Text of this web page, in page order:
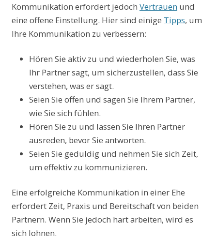
Kommunikation erfordert jedoch Vertrauen und
eine offene Einstellung. Hier sind einige Tipps, um
Ihre Kommunikation zu verbessern:
Hören Sie aktiv zu und wiederholen Sie, was
Ihr Partner sagt, um sicherzustellen, dass Sie
verstehen, was er sagt.
Seien Sie offen und sagen Sie Ihrem Partner,
wie Sie sich fühlen.
Hören Sie zu und lassen Sie Ihren Partner
ausreden, bevor Sie antworten.
Seien Sie geduldig und nehmen Sie sich Zeit,
um effektiv zu kommunizieren.
Eine erfolgreiche Kommunikation in einer Ehe
erfordert Zeit, Praxis und Bereitschaft von beiden
Partnern. Wenn Sie jedoch hart arbeiten, wird es
sich lohnen.